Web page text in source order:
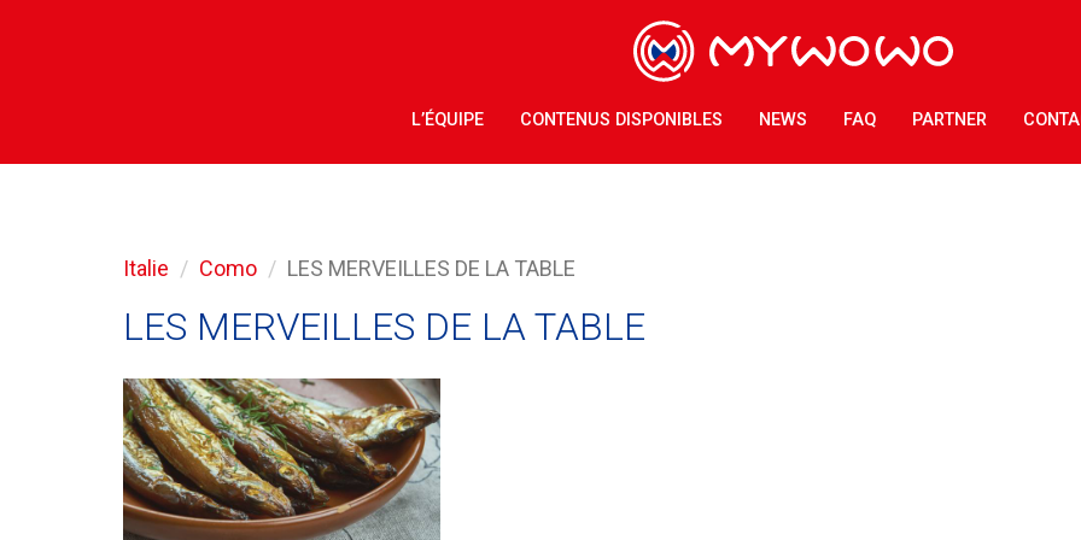
L’ÉQUIPE CONTENUS DISPONIBLES NEWS FAQ PARTNER
Italie Como LES MERVEILLES DE LA TABLE
LES MERVEILLES DE LA TABLE